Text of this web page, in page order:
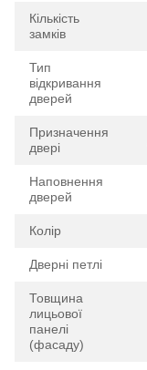
Кількість
замків
Тип
відкривання
дверей
Призначення
двері
Наповнення
дверей
Колір
Дверні петлі
Товщина
лицьової
панелі
(фасаду)